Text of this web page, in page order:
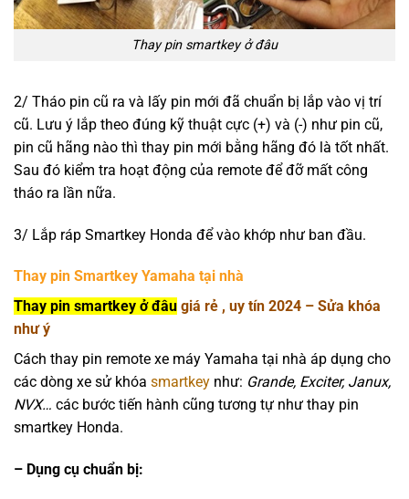
Thay pin smartkey ở đâu
2/ Tháo pin cũ ra và lấy pin mới đã chuẩn bị lắp vào vị trí
cũ. Lưu ý lắp theo đúng kỹ thuật cực (+) và (-) như pin cũ,
pin cũ hãng nào thì thay pin mới bằng hãng đó là tốt nhất.
Sau đó kiểm tra hoạt động của remote để đỡ mất công
tháo ra lần nữa.
3/ Lắp ráp Smartkey Honda để vào khớp như ban đầu.
Thay pin Smartkey Yamaha tại nhà
Thay pin smartkey ở đâu giá rẻ , uy tín 2024 – Sửa khóa
như ý
Cách thay pin remote xe máy Yamaha tại nhà áp dụng cho
các dòng xe sử khóa smartkey như: Grande, Exciter, Janux,
NVX… các bước tiến hành cũng tương tự như thay pin
smartkey Honda.
– Dụng cụ chuẩn bị: